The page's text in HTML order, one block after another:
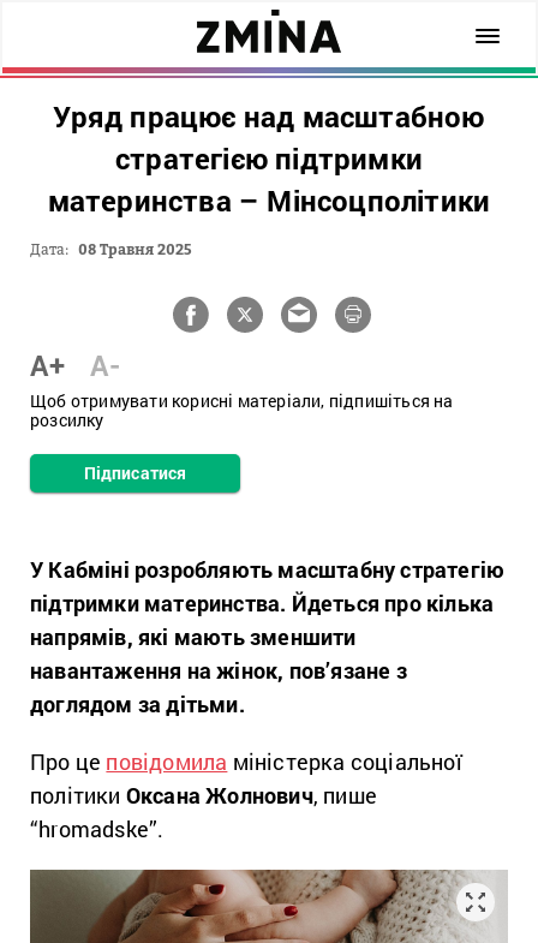
Уряд працює над масштабною
стратегією підтримки
материнства – Мінсоцполітики
Дата: 08 Травня 2025
A+ A-
Щоб отримувати корисні матеріали, підпишіться на
розсилку
Підписатися
У Кабміні розробляють масштабну стратегію
підтримки материнства. Йдеться про кілька
напрямів, які мають зменшити
навантаження на жінок, пов’язане з
доглядом за дітьми.
Про це повідомила міністерка соціальної
політики Оксана Жолнович, пише
“hromadske”.